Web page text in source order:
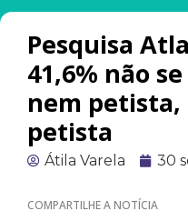
Pesquisa
41,6% não
nem
petista
Átila Varela 30
COMPARTILHE A NOTÍCIA